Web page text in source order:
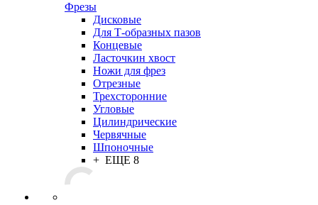
Фрезы
Дисковые
Для Т-образных пазов
Концевые
Ласточкин хвост
Ножи для фрез
Отрезные
Трехсторонние
Угловые
Цилиндрические
Червячные
Шпоночные
+ ЕЩЕ 8